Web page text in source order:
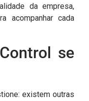
da empresa,
acompanhar cada
se
existem outras